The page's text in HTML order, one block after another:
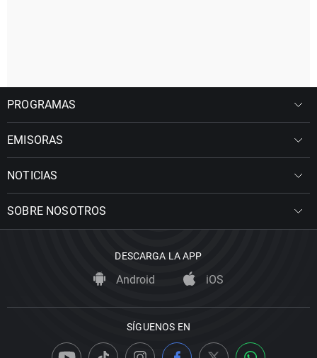
PROGRAMAS
EMISORAS
NOTICIAS
SOBRE NOSOTROS
DESCARGA LA APP
Android iOS
SÍGUENOS EN